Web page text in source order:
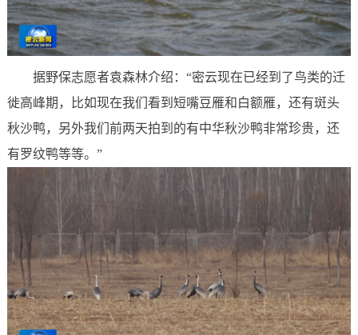
据野保志愿者袁森林介绍：“密云现在已经到了鸟类的迁
徙高峰期，比如现在我们看到短嘴豆雁和白额雁，还有斑头
秋沙鸭，另外我们前两天拍到的有中华秋沙鸭非常珍贵，还
有罗纹鸭等等。”